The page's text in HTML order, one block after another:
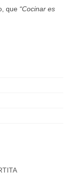
que “Cocinar es